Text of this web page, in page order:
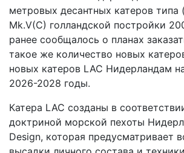
метровых десантных катеров типа
Mk.V(C) голландской постройки
ранее сообщалось о планах
такое же количество новых
новых катеров LAC Нидерландам
2026-2028 годы.
Катера LAC созданы в
доктриной морской пехоты
Design, которая предусматривает